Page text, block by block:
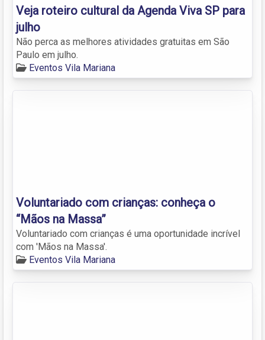
Veja roteiro cultural da Agenda Viva SP para
julho
Não perca as melhores atividades gratuitas em São
Paulo em julho.
Eventos Vila Mariana
Voluntariado com crianças: conheça o
“Mãos na Massa”
Voluntariado com crianças é uma oportunidade incrível
com 'Mãos na Massa'.
Eventos Vila Mariana